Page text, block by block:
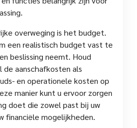
overweging is het budget.
een realistisch budget vast te
beslissing neemt. Houd
aanschafkosten als
en operationele kosten op
manier kunt u ervoor zorgen
doet die zowel past bij uw
financiële mogelijkheden.